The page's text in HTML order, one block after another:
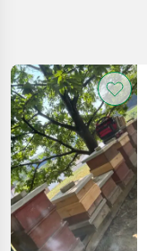
Kategorie 3
AKTUELLER
PFAD
Tiermarkt
Sonstige
Tiere
Zurücksetzen